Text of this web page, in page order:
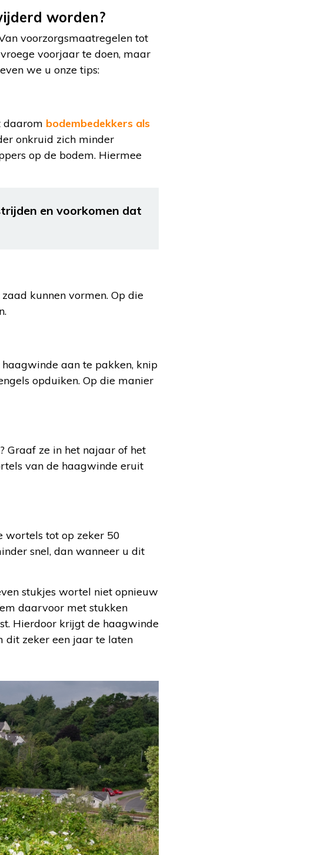
worden?
voorzorgsmaatregelen tot
voorjaar te doen, maar
we u onze tips:
daarom bodembedekkers als
onkruid zich minder
op de bodem. Hiermee
en voorkomen dat
kunnen vormen. Op die
aan te pakken, knip
opduiken. Op die manier
Graaf ze in het najaar of het
van de haagwinde eruit
wortels tot op zeker 50
snel, dan wanneer u dit
stukjes wortel niet opnieuw
daarvoor met stukken
Hierdoor krijgt de haagwinde
dit zeker een jaar te laten